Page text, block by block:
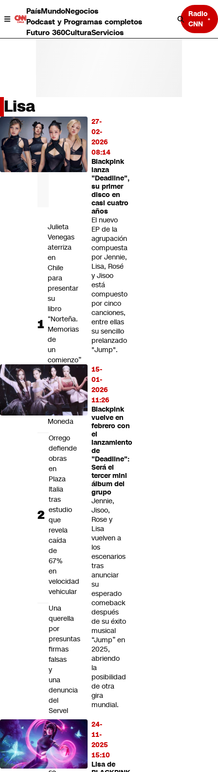
PaísMundoNegocios
Podcast y Programas completos
Futuro 360CulturaServicios
Radio
CNN
País
Mundo
Negocios
Deportes
Programas completos
Cultura
Lisa
27-
02-
2026
08:14
Blackpink
lanza
"Deadline",
su primer
disco en
casi cuatro
años
El nuevo
EP de la
agrupación
compuesta
por Jennie,
Lisa, Rosé
y Jisoo
está
compuesto
por cinco
canciones,
entre ellas
su sencillo
prelanzado
"Jump".
15-
01-
2026
11:26
Blackpink
vuelve en
febrero con
el
lanzamiento
de
"Deadline":
Será el
tercer mini
álbum del
grupo
Jennie,
Jisoo,
Rose y
Lisa
vuelven a
los
escenarios
tras
anunciar
su
esperado
comeback
después
de su éxito
musical
“Jump” en
2025,
abriendo
la
posibilidad
de otra
gira
mundial.
24-
11-
2025
15:10
Lisa de
LO
MÁS
LEÍDO
Julieta
Venegas
aterriza
en
Chile
para
presentar
su
libro
“Norteña.
Memorias
de
un
comienzo”
en
el
Centro
Cultural
La
Moneda
Orrego
defiende
obras
en
Plaza
Italia
tras
estudio
que
revela
caída
de
67%
en
velocidad
vehicular
Una
querella
por
presuntas
firmas
falsas
y
una
denuncia
del
Servel
por
eventuales
gastos
irregulares:
Esto